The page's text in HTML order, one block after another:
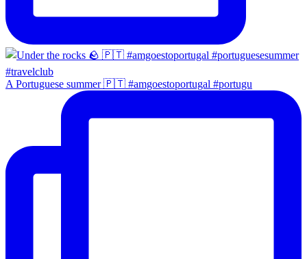
A Portuguese summer 🇵🇹 #amgoestoportugal #portugu